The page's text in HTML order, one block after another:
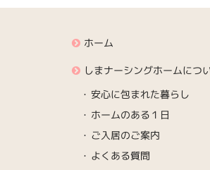
ホーム
しまナーシングホームにつ
安心に包まれた暮らし
ホームのある１日
ご入居のご案内
よくある質問